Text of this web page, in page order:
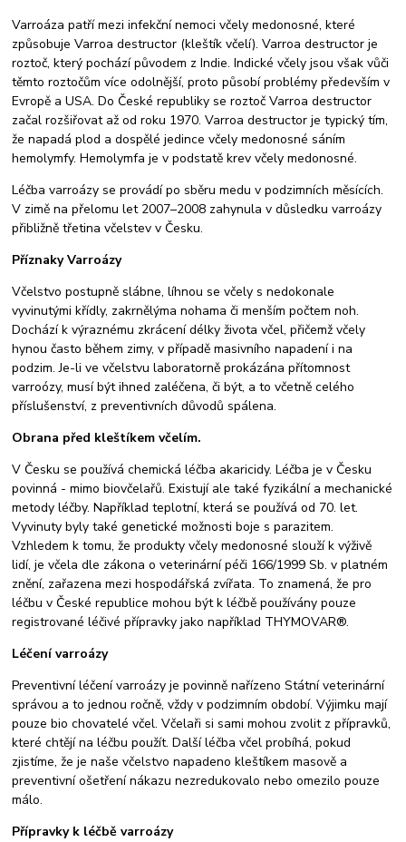
Varroáza patří mezi infekční nemoci včely medonosné, které
způsobuje Varroa destructor (kleštík včelí). Varroa destructor je
roztoč, který pochází původem z Indie. Indické včely jsou však vůči
těmto roztočům více odolnější, proto působí problémy především v
Evropě a USA. Do České republiky se roztoč Varroa destructor
začal rozšiřovat až od roku 1970. Varroa destructor je typický tím,
že napadá plod a dospělé jedince včely medonosné sáním
hemolymfy. Hemolymfa je v podstatě krev včely medonosné.
Léčba varroázy se provádí po sběru medu v podzimních měsících.
V zimě na přelomu let 2007–2008 zahynula v důsledku varroázy
přibližně třetina včelstev v Česku.
Příznaky Varroázy
Včelstvo postupně slábne, líhnou se včely s nedokonale
vyvinutými křídly, zakrnělýma nohama či menším počtem noh.
Dochází k výraznému zkrácení délky života včel, přičemž včely
hynou často během zimy, v případě masivního napadení i na
podzim. Je-li ve včelstvu laboratorně prokázána přítomnost
varroózy, musí být ihned zaléčena, či být, a to včetně celého
příslušenství, z preventivních důvodů spálena.
Obrana před kleštíkem včelím.
V Česku se používá chemická léčba akaricidy. Léčba je v Česku
povinná - mimo biovčelařů. Existují ale také fyzikální a mechanické
metody léčby. Například teplotní, která se používá od 70. let.
Vyvinuty byly také genetické možnosti boje s parazitem.
Vzhledem k tomu, že produkty včely medonosné slouží k výživě
lidí, je včela dle zákona o veterinární péči 166/1999 Sb. v platném
znění, zařazena mezi hospodářská zvířata. To znamená, že pro
léčbu v České republice mohou být k léčbě používány pouze
registrované léčivé přípravky jako například THYMOVAR®.
Léčení varroázy
Preventivní léčení varroázy je povinně nařízeno Státní veterinární
správou a to jednou ročně, vždy v podzimním období. Výjimku mají
pouze bio chovatelé včel. Včelaři si sami mohou zvolit z přípravků,
které chtějí na léčbu použít. Další léčba včel probíhá, pokud
zjistíme, že je naše včelstvo napadeno kleštíkem masově a
preventivní ošetření nákazu nezredukovalo nebo omezilo pouze
málo.
Přípravky k léčbě varroázy